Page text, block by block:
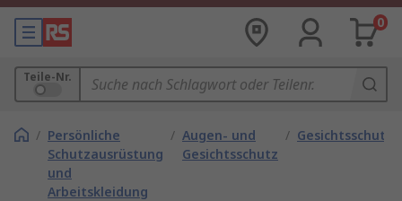
0
Teile-Nr.
/ Persönliche
Schutzausrüstung
und
Arbeitskleidung
/ Augen- und
Gesichtsschutz
/ Gesichtsschutz